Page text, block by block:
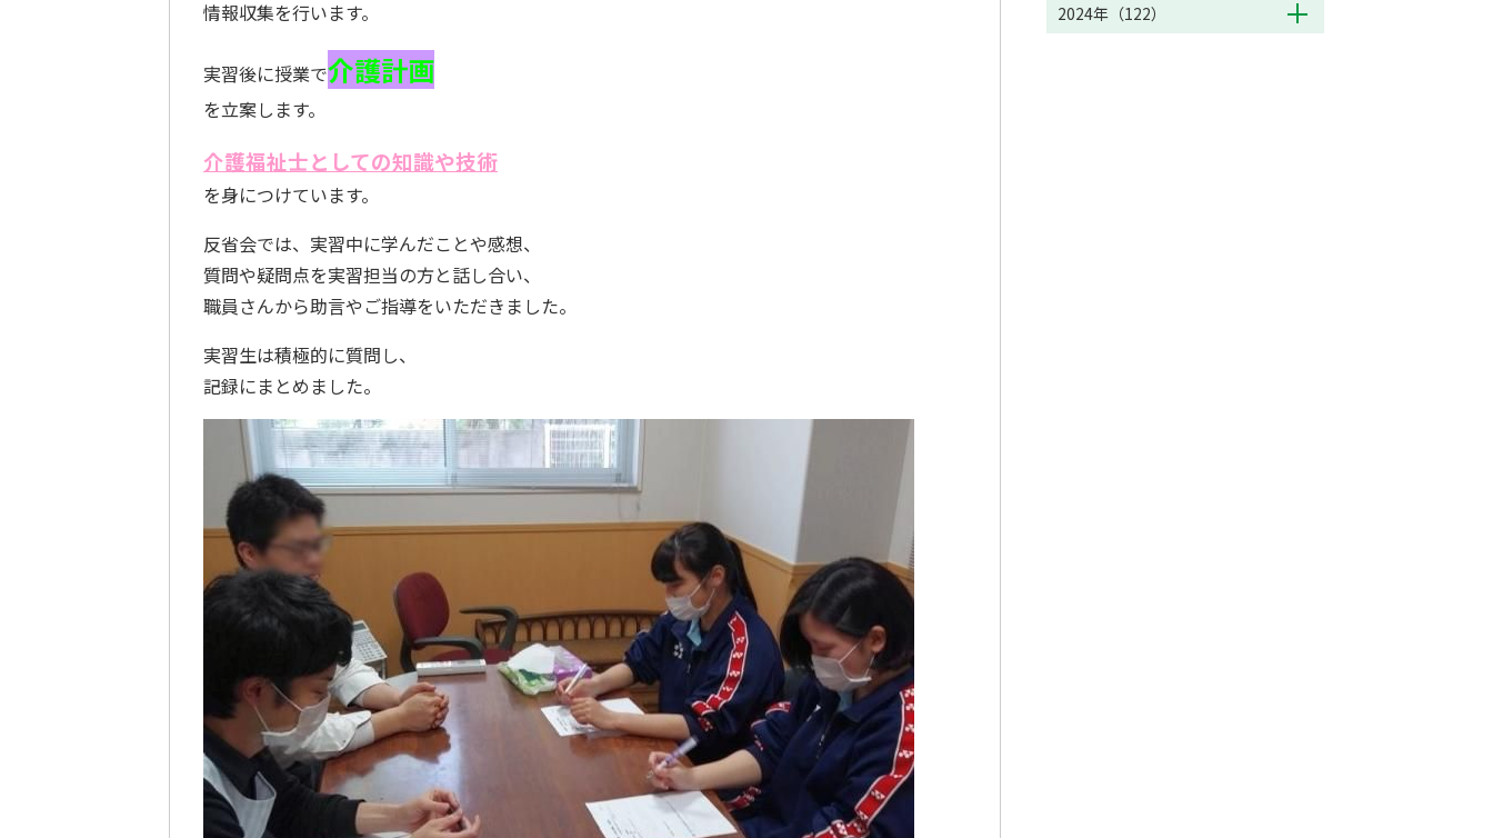
情報収集を行います。
実習後に授業で介護計画
を立案します。
介護福祉士としての知識や技術
を身につけています。
反省会では、実習中に学んだことや感想、
質問や疑問点を実習担当の方と話し合い、
職員さんから助言やご指導をいただきました。
実習生は積極的に質問し、
記録にまとめました。
2024年（122）